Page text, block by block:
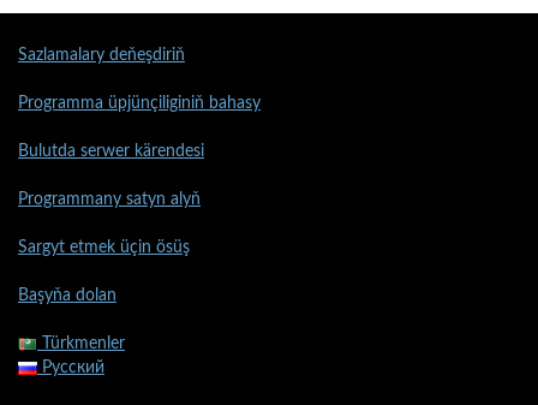
Sazlamalary deňeşdiriň
Programma üpjünçiliginiň bahasy
Bulutda serwer kärendesi
Programmany satyn alyň
Sargyt etmek üçin ösüş
Başyňa dolan
Türkmenler
Русский